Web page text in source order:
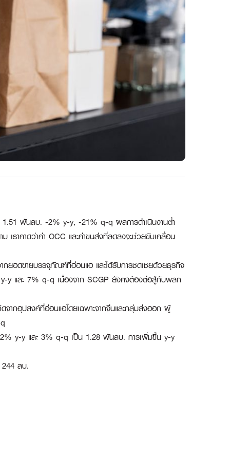
พันลบ. -2% y-y, -21% q-q ผลการดำเนินงานต่ำ
เราคาดว่าค่า OCC และค่าขนส่งที่ลดลงจะช่วยขับเคลื่อน
อดขายบรรจุภัณฑ์ที่อ่อนแอ และได้รับการชดเชยด้วยธุรกิจ
y-y และ 7% q-q เนื่องจาก SCGP ยังคงต้องต่อสู้กับผลก
กอุปสงค์ที่อ่อนแอโดยเฉพาะจากจีนและกลุ่มส่งออก ผู้
y-y และ 3% q-q เป็น 1.28 พันลบ. การเพิ่มขึ้น y-y
244 ลบ.